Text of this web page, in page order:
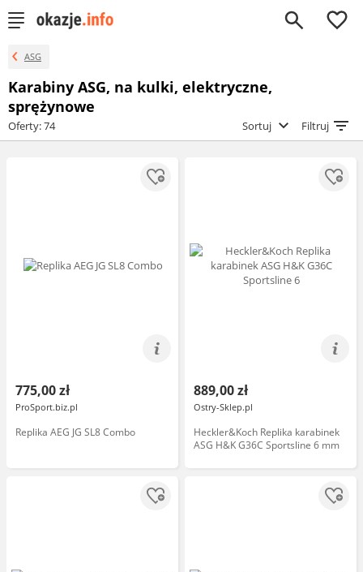
0
ASG
Karabiny ASG, na kulki, elektryczne,
sprężynowe
Oferty: 74 Sortuj Filtruj
775,00 zł
ProSport.biz.pl
Replika AEG JG SL8 Combo
889,00 zł
Ostry-Sklep.pl
Heckler&Koch Replika karabinek
ASG H&K G36C Sportsline 6 mm